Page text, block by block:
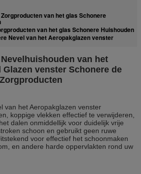
Zorgproducten van het glas Schonere
van het glas Schonere Huishouden
Nevel van het Aeropakglazen venster
van het
Glazen venster Schonere de
Zorgproducten
van het Aeropakglazen venster
koppige vlekken effectief te verwijderen,
dalen onmiddellijk voor duidelijk vrije
schoon en gebruikt geen ruwe
voor effectief het schoonmaken
en andere harde oppervlakten rond uw